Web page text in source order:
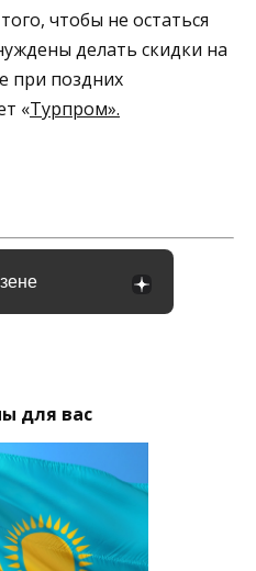
чтобы не остаться
делать скидки на
при поздних
«Турпром».
для вас